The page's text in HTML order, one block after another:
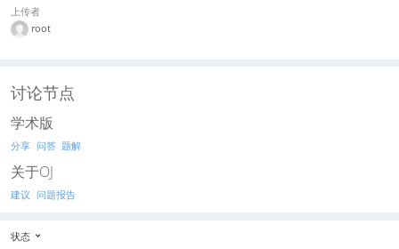
上传者
root
讨论节点
学术版
分享 问答 题解
关于OJ
建议 问题报告
状态